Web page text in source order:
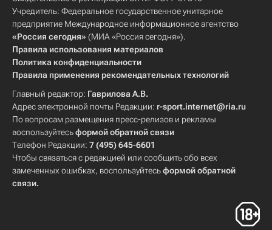
Учредитель: Федеральное государственное унитарное
предприятие Международное информационное агентство
«Россия сегодня» (МИА «Россия сегодня»).
Правила использования материалов
Политика конфиденциальности
Правила применения рекомендательных технологий
Главный редактор: Гаврилова А.В.
Адрес электронной почты Редакции: r-sport.internet@ria.ru
По вопросам размещения пресс-релизов и рекламы
воспользуйтесьформой обратной связи
Телефон Редакции: 7 (495) 645-6601
Чтобы связаться с редакцией или сообщить обо всех
замеченных ошибках, воспользуйтесьформой обратной
связи.